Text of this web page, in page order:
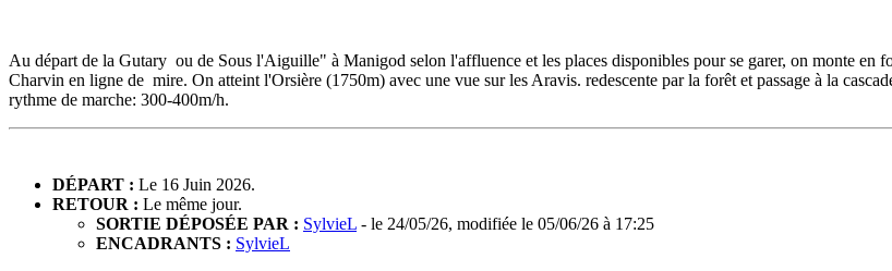
Au départ de la Gutary ou de Sous l'Aiguille" à Manigod selon l'affluence et les places disponibles pour se garer, on monte en
Charvin en ligne de mire. On atteint l'Orsière (1750m) avec une vue sur les Aravis. redescente par la forêt et passage à la
rythme de marche: 300-400m/h.
DÉPART : Le 16 Juin 2026.
RETOUR : Le même jour.
SORTIE DÉPOSÉE PAR : SylvieL - le 24/05/26, modifiée le 05/06/26 à 17:25
ENCADRANTS : SylvieL